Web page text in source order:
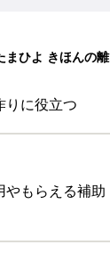
まひよ きほんの離
りに役立つ
やもらえる補助